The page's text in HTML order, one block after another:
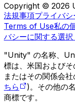
Copyright © 2026
法規事項プライバ
Terms of Use私の
バシーに関する選
"Unity" の名称、
標は、米国および
またはその関係会
ちら
)。その他の
商標です。